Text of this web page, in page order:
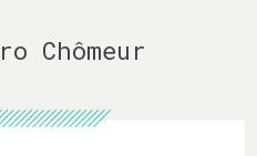
Chômeur